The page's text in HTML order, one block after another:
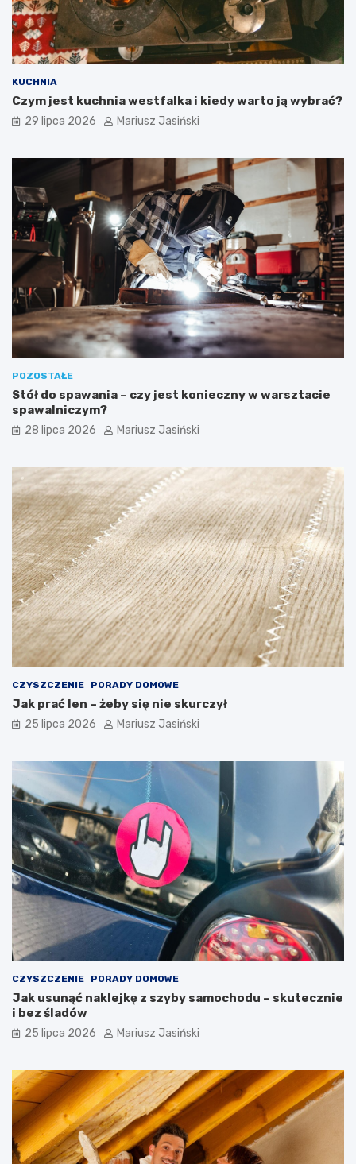
KUCHNIA
Czym jest kuchnia westfalka i kiedy warto ją wybrać?
29 lipca 2026 Mariusz Jasiński
POZOSTAŁE
Stół do spawania – czy jest konieczny w warsztacie
spawalniczym?
28 lipca 2026 Mariusz Jasiński
CZYSZCZENIE PORADY DOMOWE
Jak prać len – żeby się nie skurczył
25 lipca 2026 Mariusz Jasiński
CZYSZCZENIE PORADY DOMOWE
Jak usunąć naklejkę z szyby samochodu – skutecznie
i bez śladów
25 lipca 2026 Mariusz Jasiński